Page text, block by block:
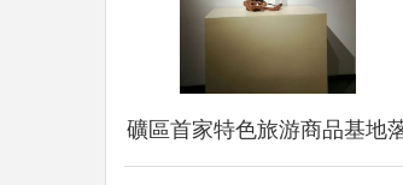
礦區首家特色旅游商品基地